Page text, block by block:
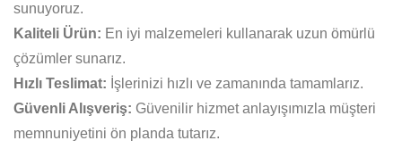
sunuyoruz.
Kaliteli Ürün: En iyi malzemeleri kullanarak uzun ömürlü
çözümler sunarız.
Hızlı Teslimat: İşlerinizi hızlı ve zamanında tamamlarız.
Güvenli Alışveriş: Güvenilir hizmet anlayışımızla müşteri
memnuniyetini ön planda tutarız.